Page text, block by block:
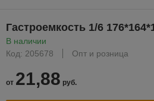
Гастроемкость 1/6
В наличии
Код: 205678
Опт и розница
от 21,88 руб.